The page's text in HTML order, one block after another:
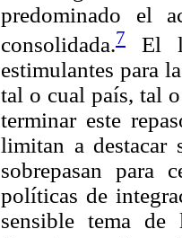
predominado el
consolidada.7
El
estimulantes para
tal o cual país, tal
terminar este
limitan a destacar
sobrepasan para
políticas de
sensible tema